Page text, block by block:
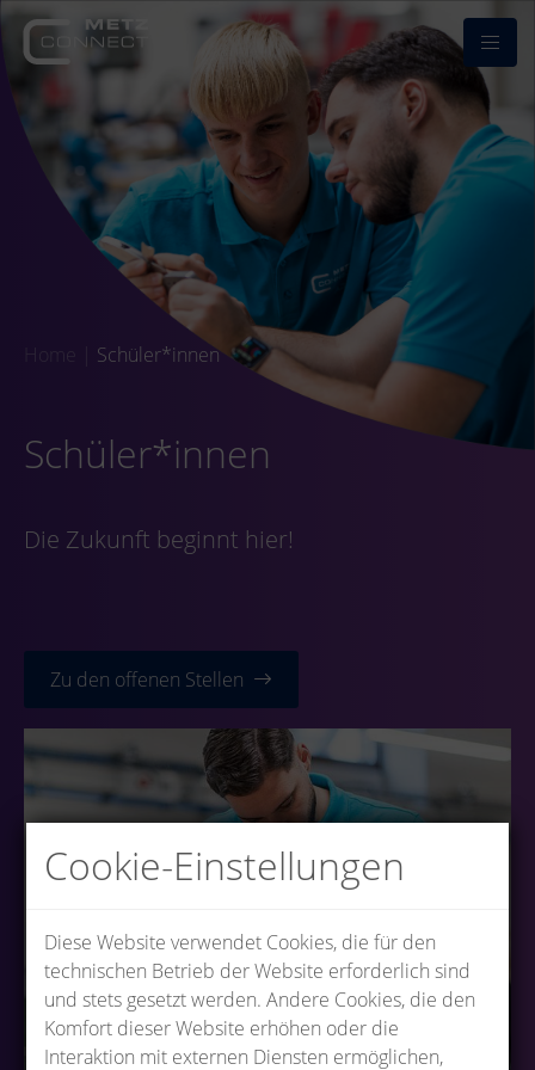
Home Schüler*innen
Schüler*innen
Die Zukunft beginnt hier!
Zu den offenen Stellen
Cookie-Einstellungen
Diese Website verwendet Cookies, die für den
technischen Betrieb der Website erforderlich sind
und stets gesetzt werden. Andere Cookies, die den
Komfort dieser Website erhöhen oder die
Interaktion mit externen Diensten ermöglichen,